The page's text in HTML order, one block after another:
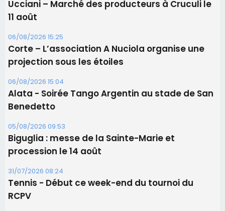
Les brèves
06/08/2026 15:57
Ucciani – Marché des producteurs à Cruculi le
11 août
06/08/2026 15:25
Corte – L’association A Nuciola organise une
projection sous les étoiles
06/08/2026 15:04
Alata - Soirée Tango Argentin au stade de San
Benedetto